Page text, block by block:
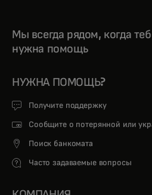
Мы всегда рядом, когда
нужна помощь
НУЖНА ПОМОЩЬ?
Получите поддержку
Сообщите о потерянной или
Поиск банкомата
Часто задаваемые вопросы